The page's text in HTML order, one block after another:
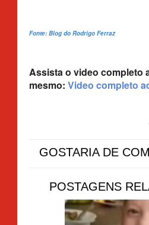
Fonte: Blog do Rodrigo Ferraz
Assista o video completo
mesmo: Video completo
GOSTARIA DE
POSTAGENS